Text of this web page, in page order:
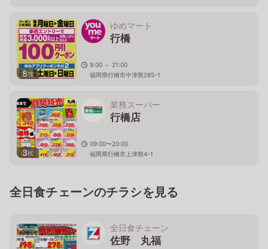
8枚
ゆめマート
行橋
9:00 ～ 21:00
福岡県行橋市中津熊285-1
3枚
業務スーパー
行橋店
09:00〜20:00
福岡県行橋市上津熊4-1
全日食チェーンのチラシを見る
全日食チェーン
佐野 丸福